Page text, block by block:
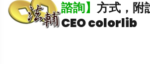
諮詢】 方式，附
CEO colorlib